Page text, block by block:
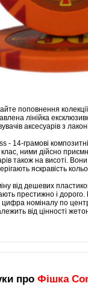
поповнення
лінійка
аксесуарів з
- 14-грамові
ними дійсно
також на висоті.
яскравість
від дешевих
престижно і
цифра номіналу по
від цінності
про Фішка